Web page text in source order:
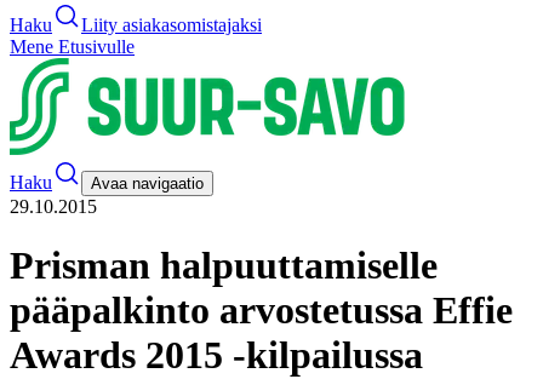
Haku
Liity asiakasomistajaksi
Mene Etusivulle
Haku Avaa navigaatio
29.10.2015
Prisman halpuuttamiselle
pääpalkinto arvostetussa Effie
Awards 2015 -kilpailussa